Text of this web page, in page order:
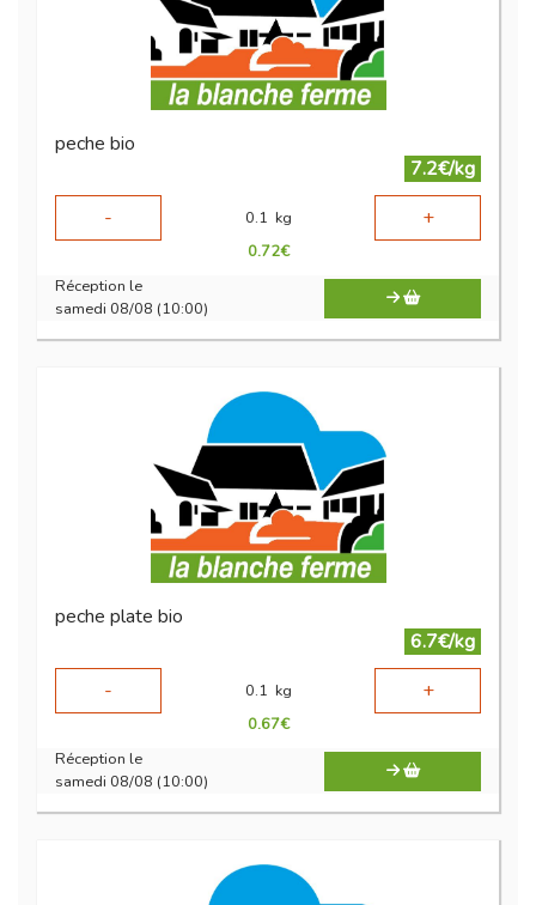
peche bio
7.2€/kg
-
0.1 kg +
0.72€
Réception le
samedi 08/08 (10:00)
peche plate bio
6.7€/kg
-
0.1 kg +
0.67€
Réception le
samedi 08/08 (10:00)